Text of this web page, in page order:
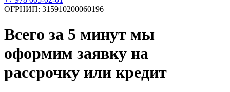
ОГРНИП: 315910200060196
Всего за 5 минут мы
оформим заявку на
рассрочку или кредит